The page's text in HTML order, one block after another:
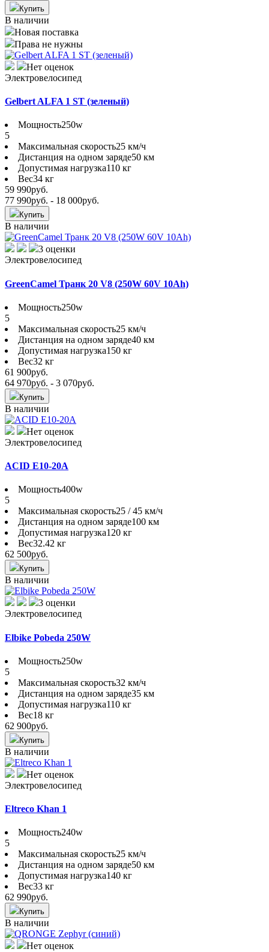
Купить
В наличии
Новая поставка
Права не нужны
Нет оценок
Электровелосипед
Gelbert ALFA 1 ST (зеленый)
Мощность250w
5
Максимальная скорость25 км/ч
Дистанция на одном заряде50 км
Допустимая нагрузка110 кг
Вес34 кг
59 990руб.
77 990руб. - 18 000руб.
Купить
В наличии
3 оценки
Электровелосипед
GreenCamel Транк 20 V8 (250W 60V 10Ah)
Мощность250w
5
Максимальная скорость25 км/ч
Дистанция на одном заряде40 км
Допустимая нагрузка150 кг
Вес32 кг
61 900руб.
64 970руб. - 3 070руб.
Купить
В наличии
Нет оценок
Электровелосипед
ACID E10-20A
Мощность400w
5
Максимальная скорость25 / 45 км/ч
Дистанция на одном заряде100 км
Допустимая нагрузка120 кг
Вес32.42 кг
62 500руб.
Купить
В наличии
3 оценки
Электровелосипед
Elbike Pobeda 250W
Мощность250w
5
Максимальная скорость32 км/ч
Дистанция на одном заряде35 км
Допустимая нагрузка110 кг
Вес18 кг
62 900руб.
Купить
В наличии
Нет оценок
Электровелосипед
Eltreco Khan 1
Мощность240w
5
Максимальная скорость25 км/ч
Дистанция на одном заряде50 км
Допустимая нагрузка140 кг
Вес33 кг
62 990руб.
Купить
В наличии
Нет оценок